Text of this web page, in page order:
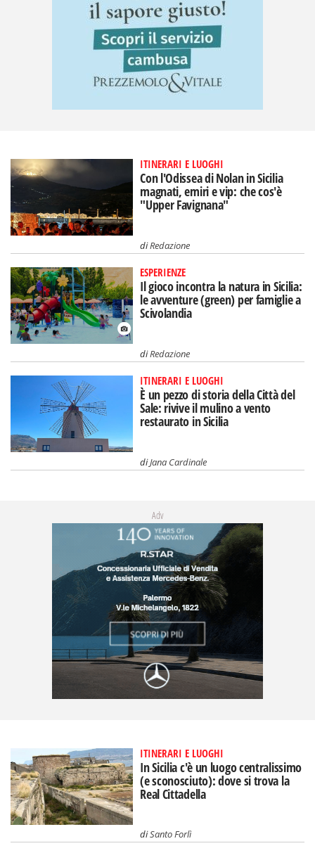
ITINERARI E LUOGHI
Con l'Odissea di Nolan in Sicilia
magnati, emiri e vip: che cos'è
"Upper Favignana"
diRedazione
ESPERIENZE
Il gioco incontra la natura in Sicilia:
le avventure (green) per famiglie a
Scivolandia
diRedazione
ITINERARI E LUOGHI
È un pezzo di storia della Città del
Sale: rivive il mulino a vento
restaurato in Sicilia
diJana Cardinale
Adv
ITINERARI E LUOGHI
In Sicilia c'è un luogo centralissimo
(e sconosciuto): dove si trova la
Real Cittadella
diSanto Forlì